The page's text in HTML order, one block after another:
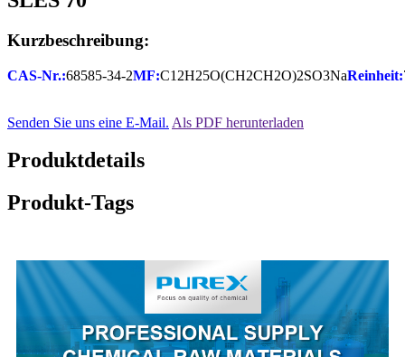
Kurzbeschreibung:
CAS-Nr.:68585-34-2MF:C12H25O(CH2CH2O)2SO3NaReinheit:
Senden Sie uns eine E-Mail. Als PDF herunterladen
Produktdetails
Produkt-Tags